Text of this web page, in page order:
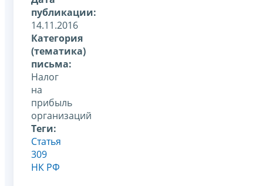
публикации:
14.11.2016
Категория
(тематика)
письма:
Налог
на
прибыль
организаций
Теги:
Статья
309
НК РФ